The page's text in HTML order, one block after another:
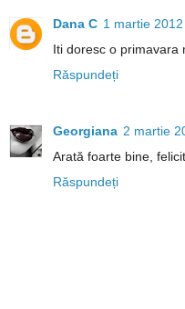
Dana C 1 martie
Iti doresc o primavara
Răspundeți
Georgiana 2 martie
Arată foarte bine,
Răspundeți